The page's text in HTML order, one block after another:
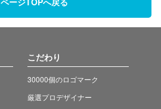
こだわり
30000個のロゴマーク
厳選プロデザイナー